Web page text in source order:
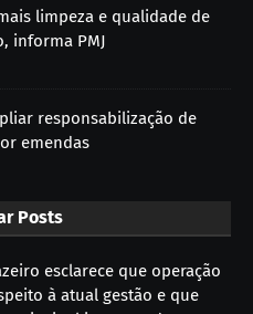
limpeza e qualidade de
informa PMJ
responsabilização de
emendas
Posts
esclarece que operação
à atual gestão e que